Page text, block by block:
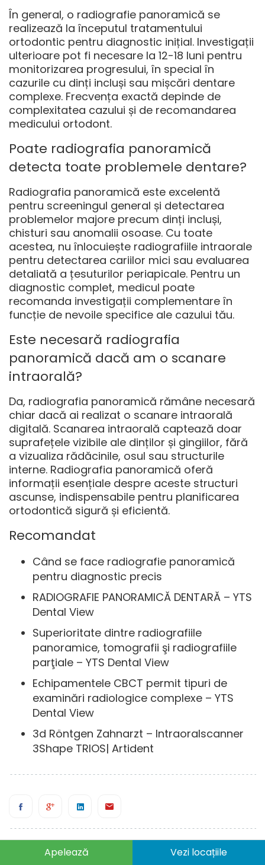
În general, o radiografie panoramică se
realizează la începutul tratamentului
ortodontic pentru diagnostic inițial. Investigații
ulterioare pot fi necesare la 12-18 luni pentru
monitorizarea progresului, în special în
cazurile cu dinți incluși sau mișcări dentare
complexe. Frecvența exactă depinde de
complexitatea cazului și de recomandarea
medicului ortodont.
Poate radiografia panoramică
detecta toate problemele dentare?
Radiografia panoramică este excelentă
pentru screeningul general și detectarea
problemelor majore precum dinți incluși,
chisturi sau anomalii osoase. Cu toate
acestea, nu înlocuiește radiografiile intraorale
pentru detectarea cariilor mici sau evaluarea
detaliată a țesuturilor periapicale. Pentru un
diagnostic complet, medicul poate
recomanda investigații complementare în
funcție de nevoile specifice ale cazului tău.
Este necesară radiografia
panoramică dacă am o scanare
intraorală?
Da, radiografia panoramică rămâne necesară
chiar dacă ai realizat o scanare intraorală
digitală. Scanarea intraorală captează doar
suprafețele vizibile ale dinților și gingiilor, fără
a vizualiza rădăcinile, osul sau structurile
interne. Radiografia panoramică oferă
informații esențiale despre aceste structuri
ascunse, indispensabile pentru planificarea
ortodontică sigură și eficientă.
Recomandat
Când se face radiografie panoramică
pentru diagnostic precis
RADIOGRAFIE PANORAMICĂ DENTARĂ – YTS
Dental View
Superioritate dintre radiografiile
panoramice, tomografii şi radiografiile
parţiale – YTS Dental View
Echipamentele CBCT permit tipuri de
examinări radiologice complexe – YTS
Dental View
3d Röntgen Zahnarzt – Intraoralscanner
3Shape TRIOS| Artident
Articole asemenatoare
Apelează Vezi locațiile